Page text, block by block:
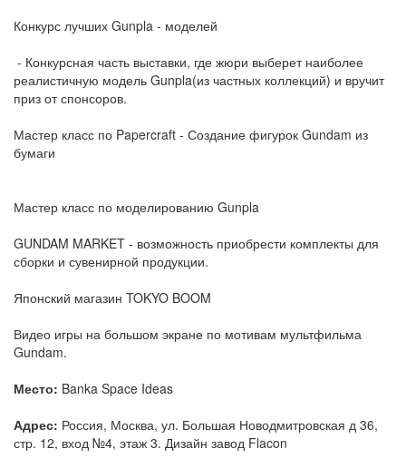
Конкурс лучших Gunpla - моделей
- Конкурсная часть выставки, где жюри выберет наиболее
реалистичную модель Gunpla(из частных коллекций) и вручит
приз от спонсоров.
Мастер класс по Papercraft - Создание фигурок Gundam из
бумаги
Мастер класс по моделированию Gunpla
GUNDAM MARKET - возможность приобрести комплекты для
сборки и сувенирной продукции.
Японский магазин TOKYO BOOM
Видео игры на большом экране по мотивам мультфильма
Gundam.
Место: Banka Space Ideas
Адрес: Россия, Москва, ул. Большая Новодмитровская д 36,
стр. 12, вход №4, этаж 3. Дизайн завод Flacon